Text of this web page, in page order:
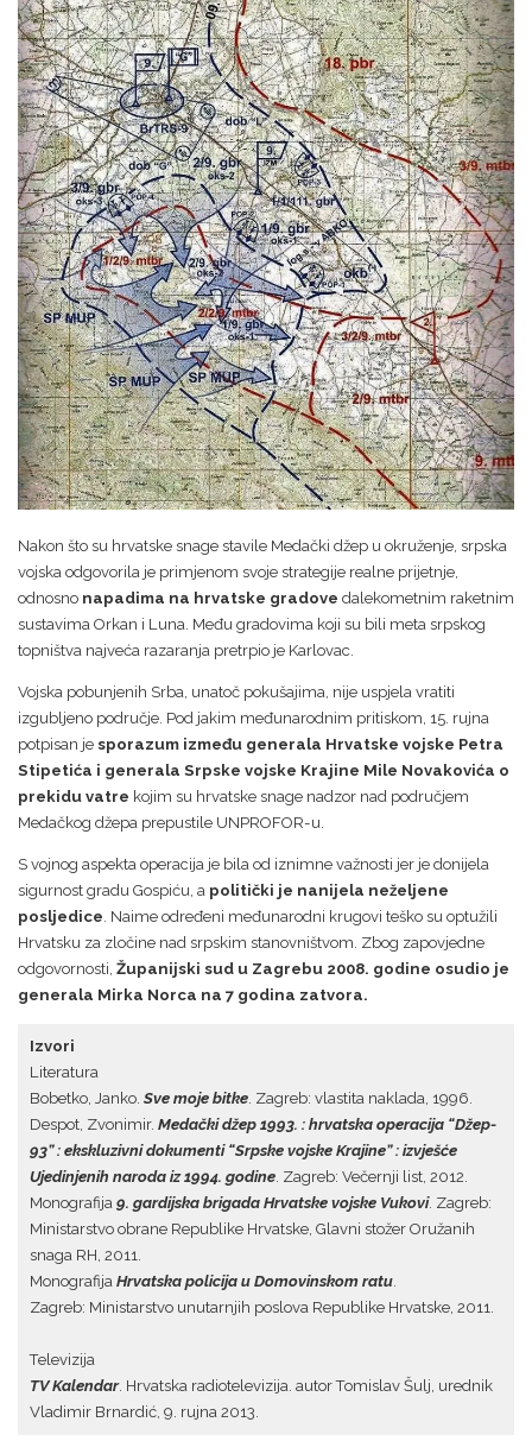
Nakon što su hrvatske snage stavile Medački džep u okruženje, srpska
vojska odgovorila je primjenom svoje strategije realne prijetnje,
odnosno napadima na hrvatske gradove dalekometnim raketnim
sustavima Orkan i Luna. Među gradovima koji su bili meta srpskog
topništva najveća razaranja pretrpio je Karlovac.
Vojska pobunjenih Srba, unatoč pokušajima, nije uspjela vratiti
izgubljeno područje. Pod jakim međunarodnim pritiskom, 15. rujna
potpisan je sporazum između generala Hrvatske vojske Petra
Stipetića i generala Srpske vojske Krajine Mile Novakovića o
prekidu vatre kojim su hrvatske snage nadzor nad područjem
Medačkog džepa prepustile UNPROFOR-u.
S vojnog aspekta operacija je bila od iznimne važnosti jer je donijela
sigurnost gradu Gospiću, a politički je nanijela neželjene
posljedice. Naime određeni međunarodni krugovi teško su optužili
Hrvatsku za zločine nad srpskim stanovništvom. Zbog zapovjedne
odgovornosti, Županijski sud u Zagrebu 2008. godine osudio je
generala Mirka Norca na 7 godina zatvora.
Izvori
Literatura
Bobetko, Janko. Sve moje bitke. Zagreb: vlastita naklada, 1996.
Despot, Zvonimir. Medački džep 1993. : hrvatska operacija “Džep-
93” : ekskluzivni dokumenti “Srpske vojske Krajine” : izvješće
Ujedinjenih naroda iz 1994. godine. Zagreb: Večernji list, 2012.
Monografija 9. gardijska brigada Hrvatske vojske Vukovi. Zagreb:
Ministarstvo obrane Republike Hrvatske, Glavni stožer Oružanih
snaga RH, 2011.
Monografija Hrvatska policija u Domovinskom ratu.
Zagreb: Ministarstvo unutarnjih poslova Republike Hrvatske, 2011.
Televizija
TV Kalendar. Hrvatska radiotelevizija. autor Tomislav Šulj, urednik
Vladimir Brnardić, 9. rujna 2013.